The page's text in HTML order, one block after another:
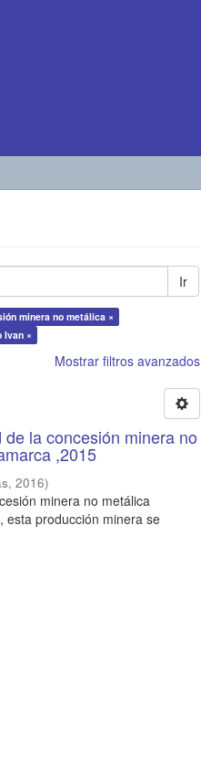
Ir
minera no metálica ×
Ivan ×
Mostrar filtros avanzados
la concesión minera no
,2015
,2016)
minera no metálica
esta producción minera se